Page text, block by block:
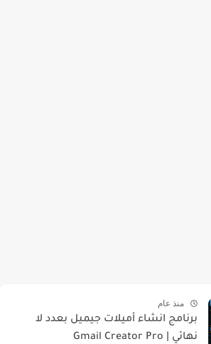
منذ عام
برنامج انشاء أميلات جيميل بعدد لا
نهائي | Gmail Creator Pro